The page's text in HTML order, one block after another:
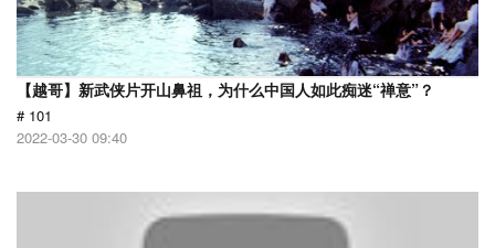
【越哥】新武侠片开山鼻祖，为什么中国人如此痴迷“禅意”？
# 101
2022-03-30 09:40